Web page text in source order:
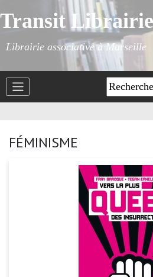
Transit Librairie
Librairie associative à Marseille
FÉMINISME